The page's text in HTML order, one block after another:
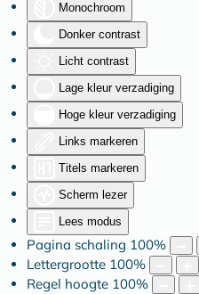
Monochroom
Donker contrast
Licht contrast
Lage kleur verzadiging
Hoge kleur verzadiging
Links markeren
Titels markeren
Scherm lezer
Lees modus
Pagina schaling 100%
Lettergrootte 100%
Regel hoogte 100%